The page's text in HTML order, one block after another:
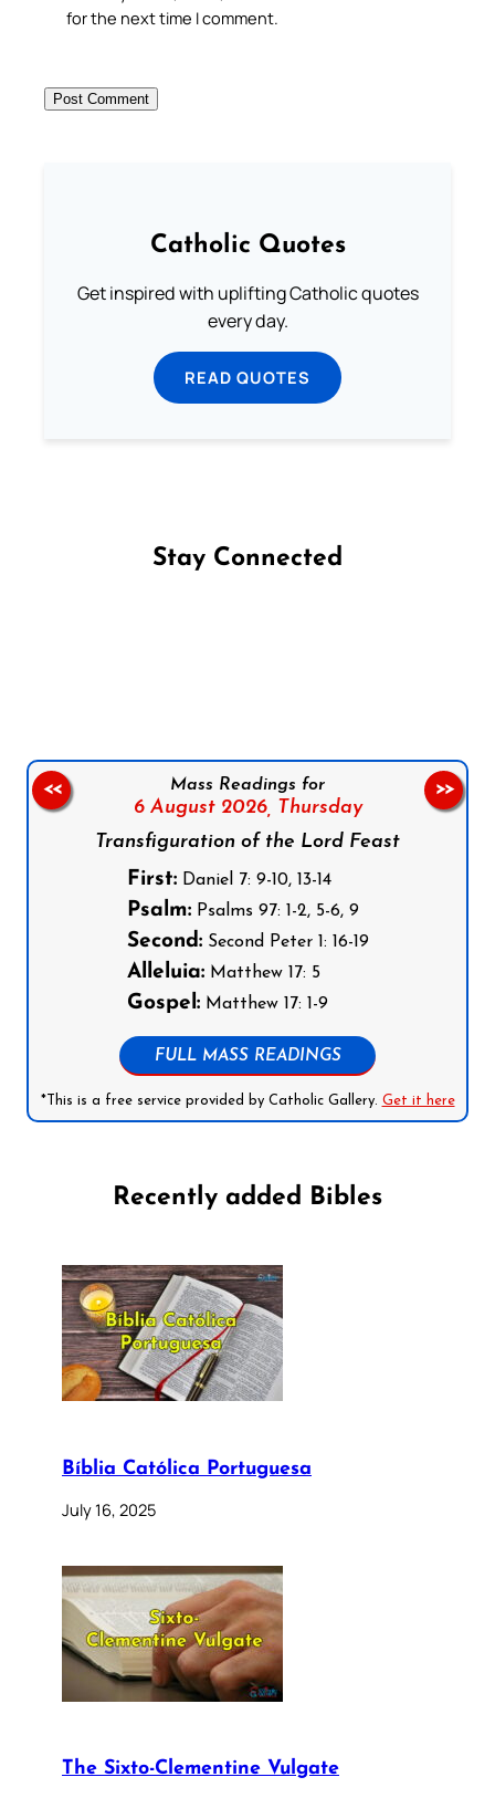
for the next time I comment.
Catholic Quotes
Get inspired with uplifting Catholic quotes
every day.
READ QUOTES
Stay Connected
Mass Readings for
6 August 2026, Thursday
Transfiguration of the Lord Feast
First:Daniel 7: 9-10, 13-14
Psalm:Psalms 97: 1-2, 5-6, 9
Second:Second Peter 1: 16-19
Alleluia:Matthew 17: 5
Gospel:Matthew 17: 1-9
FULL MASS READINGS
*This is a free service provided by Catholic Gallery. Get it here
<< >>
Recently added Bibles
Bíblia Católica Portuguesa
July 16, 2025
The Sixto-Clementine Vulgate